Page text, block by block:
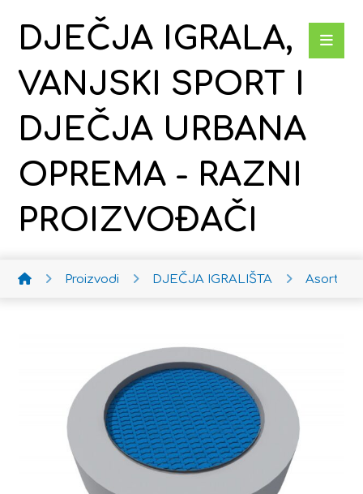
DJEČJA IGRALA,
VANJSKI SPORT I
DJEČJA URBANA
OPREMA - RAZNI
PROIZVOĐAČI
Proizvodi DJEČJA IGRALIŠTA